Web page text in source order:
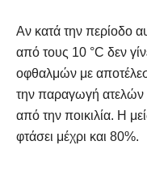
Αν κατά την περίοδο
από τους 10 °C δεν
οφθαλμών με
την παραγωγή ατελών
από την ποικιλία. Η
φτάσει μέχρι και 80%.